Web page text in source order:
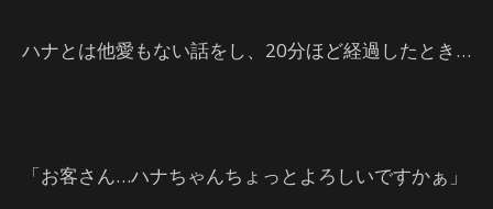
ハナとは他愛もない話をし、20分ほど経過したとき…
「お客さん…ハナちゃんちょっとよろしいですかぁ」